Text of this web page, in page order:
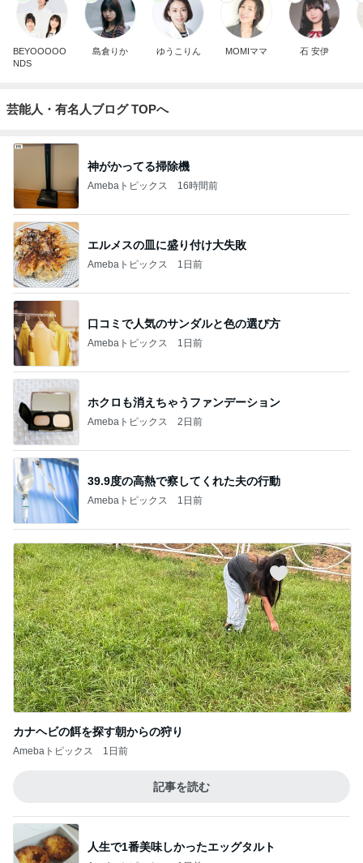
BEYOOOOO
NDS
島倉りか ゆうこりん MOMIママ 石 安伊
芸能人・有名人ブログ TOPへ
神がかってる掃除機
Amebaトピックス 16時間前
エルメスの皿に盛り付け大失敗
Amebaトピックス 1日前
口コミで人気のサンダルと色の選び方
Amebaトピックス 1日前
ホクロも消えちゃうファンデーション
Amebaトピックス 2日前
39.9度の高熱で察してくれた夫の行動
Amebaトピックス 1日前
カナヘビの餌を探す朝からの狩り
Amebaトピックス 1日前
記事を読む
人生で1番美味しかったエッグタルト